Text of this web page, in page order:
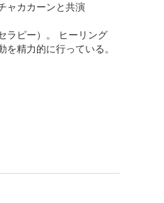
ャカカーンと共演
ラピー）。 ヒーリング
精力的に行っている。